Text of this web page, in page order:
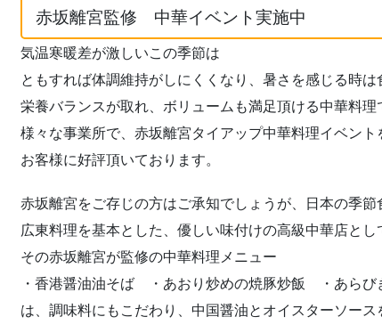
赤坂離宮監修 中華イベント実施中
気温寒暖差が激しいこの季節は
ともすれば体調維持がしにくくなり、暑さを感じる時は
栄養バランスが取れ、ボリュームも満足頂ける中華料理
様々な事業所で、赤坂離宮タイアップ中華料理イベント
お客様に好評頂いております。
赤坂離宮をご存じの方はご承知でしょうが、日本の季節
広東料理を基本とした、優しい味付けの高級中華店とし
その赤坂離宮が監修の中華料理メニュー
・香港醤油油そば ・ あおり炒めの焼豚炒飯 ・あらび
は、調味料にもこだわり、中国醤油とオイスターソース